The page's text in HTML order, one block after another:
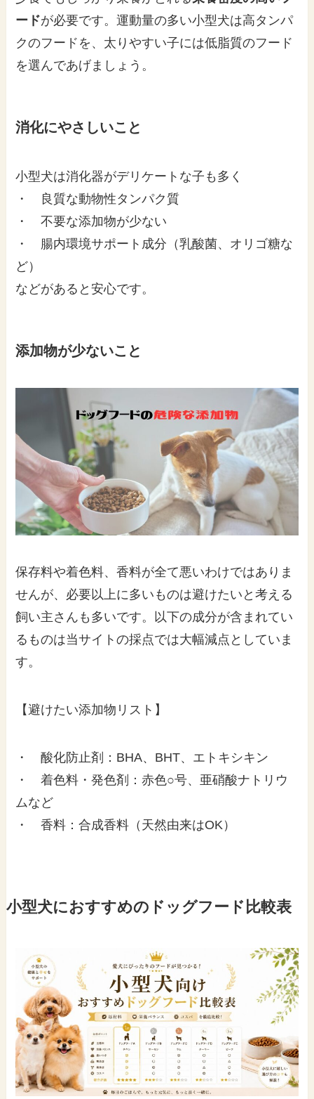
ードが必要です。運動量の多い小型犬は高タンパ
クのフードを、太りやすい子には低脂質のフード
を選んであげましょう。
消化にやさしいこと
小型犬は消化器がデリケートな子も多く
・ 良質な動物性タンパク質
・ 不要な添加物が少ない
・ 腸内環境サポート成分（乳酸菌、オリゴ糖な
ど）
などがあると安心です。
添加物が少ないこと
保存料や着色料、香料が全て悪いわけではありま
せんが、必要以上に多いものは避けたいと考える
飼い主さんも多いです。以下の成分が含まれてい
るものは当サイトの採点では大幅減点としていま
す。
【避けたい添加物リスト】
・ 酸化防止剤：BHA、BHT、エトキシキン
・ 着色料・発色剤：赤色○号、亜硝酸ナトリウ
ムなど
・ 香料：合成香料（天然由来はOK）
小型犬におすすめのドッグフード比較表